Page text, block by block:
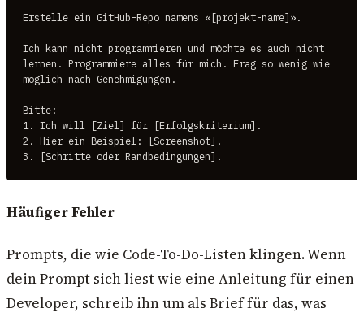
Erstelle ein GitHub-Repo namens «[projekt-name]».
Ich kann nicht programmieren und möchte es auch nicht
lernen. Programmiere alles für mich. Frag so wenig wie
möglich nach Genehmigungen.
Bitte:
1. Ich will [Ziel] für [Erfolgskriterium].
2. Hier ein Beispiel: [Screenshot].
3. [Schritte oder Randbedingungen].
Häufiger Fehler
Prompts, die wie Code-To-Do-Listen klingen. Wenn
dein Prompt sich liest wie eine Anleitung für einen
Developer, schreib ihn um als Brief für das, was